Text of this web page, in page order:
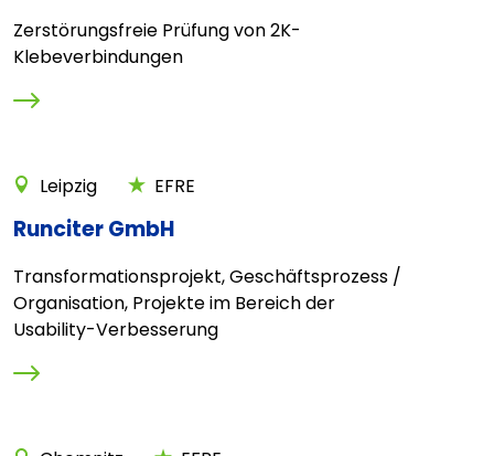
Zerstörungsfreie Prüfung von 2K-
Klebeverbindungen
Leipzig EFRE
Runciter GmbH
Transformationsprojekt, Geschäftsprozess /
Organisation, Projekte im Bereich der
Usability-Verbesserung